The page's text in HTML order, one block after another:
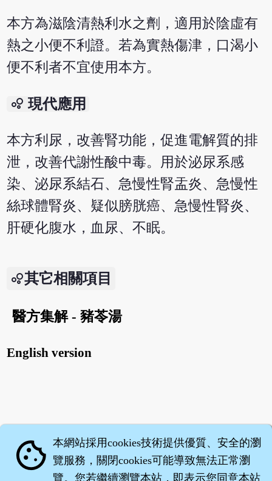
本方為滋陰清熱利水之劑，適用於陰虛有
熱之小便不利證。若為實熱傷津，口渴小
便不利者不宜使用本方。
bubble_chart 現代應用
本方利尿，改善腎功能，促進電解質的排
泄，改善代謝性酸中毒。用於泌尿系感
染、泌尿系結石、急慢性腎盂炎、急慢性
絲球體腎炎、疑似膀胱癌、急慢性腎炎、
肝硬化腹水，血尿、不眠。
其它相關項目
醫方集解 - 豬苓湯
English version
cookie 本網站採用cookies技術提供優質、安全的瀏
覽服務，關閉cookies可能導致無法正常瀏
覽。您若繼續瀏覽本站，即表示您同意本站